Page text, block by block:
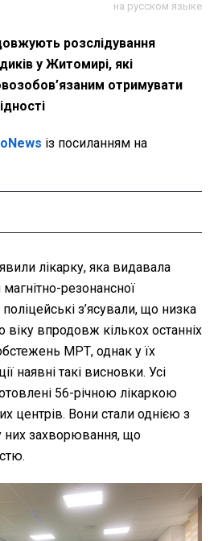
на русском языке
розслідування
у Житомирі, які
отримувати
із посиланням на
лікарку, яка видавала
резонансної
з’ясували, що низка
віку впродовж кількох останніх
МРТ, однак у їх
наявні такі висновки. Усі
56-річною лікаркою
центрів. Вони стали однією з
них захворювання, що